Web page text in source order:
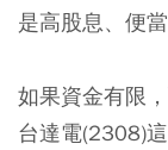
是高股息、便
如果資金有限
台達電(2308)